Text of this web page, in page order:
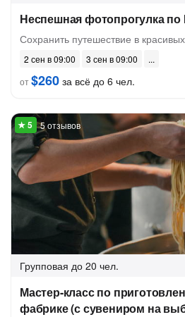
Неспешная фотопрогулка по
Сохранить путешествие в
2 сен в 09:00
3 сен в 09:00
от$260 за всё до 6 чел.
5 отзывов
Групповая до 20 чел.
Мастер-класс по
фабрике (с сувениром на